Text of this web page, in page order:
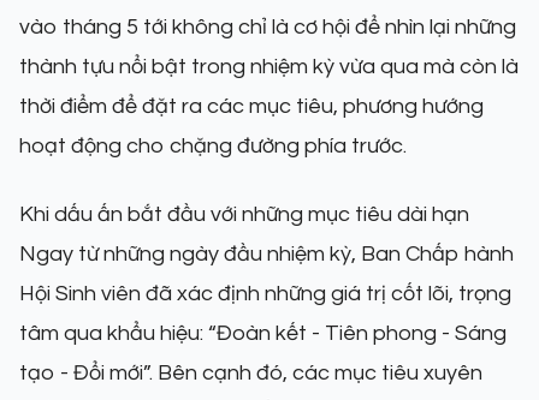
vào tháng 5 tới không chỉ là cơ hội để nhìn lại những
thành tựu nổi bật trong nhiệm kỳ vừa qua mà còn là
thời điểm để đặt ra các mục tiêu, phương hướng
hoạt động cho chặng đường phía trước.
Khi dấu ấn bắt đầu với những mục tiêu dài hạn
Ngay từ những ngày đầu nhiệm kỳ, Ban Chấp hành
Hội Sinh viên đã xác định những giá trị cốt lõi, trọng
tâm qua khẩu hiệu: “Đoàn kết - Tiên phong - Sáng
tạo - Đổi mới”. Bên cạnh đó, các mục tiêu xuyên